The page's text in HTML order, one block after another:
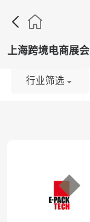

上海跨境电商展会
行业筛选